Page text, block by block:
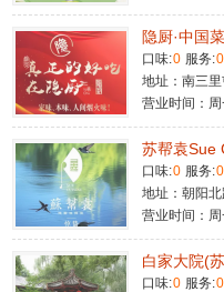
隐厨·中国
口味:0 服务:0
地址：南三
营业时间：
苏帮袁Sue
口味:0 服务:0
地址：朝阳
营业时间：
白家大院(
口味:0 服务:0